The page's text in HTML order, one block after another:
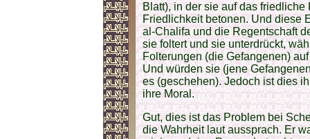
Blatt), in der sie auf das
Friedlichkeit betonen. Und diese
al-Chalifa und die Regentschaft
sie foltert und sie unterdrückt,
Folterungen (die Gefangenen)
Und würden sie (jene
es (geschehen). Jedoch ist dies
ihre Moral.
Gut, dies ist das Problem bei
die Wahrheit laut aussprach. Er